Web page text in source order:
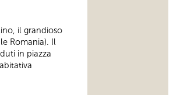
il grandioso
Romania). Il
in piazza